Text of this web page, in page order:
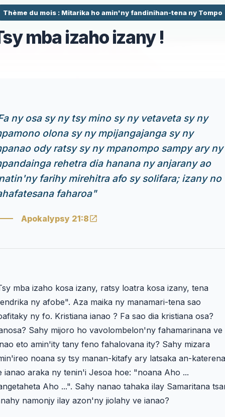
Thème du mois : Mitarika ho amin'ny fandinihan-tena ny Tompo
mba izaho izany !
ny osa sy ny tsy mino sy ny vetaveta sy ny
olona sy ny mpijangajanga sy ny
ody ratsy sy ny mpanompo sampy ary ny
rehetra dia hanana ny anjarany ao
farihy mirehitra afo sy solifara; izany no
faharoa"
Apokalypsy 21:8
mba izaho kosa izany, ratsy loatra kosa izany, tena
ny afobe". Aza maika ny manamari-tena sao
ny fo. Kristiana ianao ? Fa sao dia kristiana osa?
Sahy mijoro ho vavolombelon'ny fahamarinana ve
eto amin'ity tany feno fahalovana ity? Sahy mizara
noana sy tsy manan-kitafy ary latsaka an-katerena
ianao araka ny tenin'i Jesoa hoe: "noana Aho ...
Aho ...". Sahy nanao tahaka ilay Samaritana
namonjy ilay azon'ny jiolahy ve ianao?